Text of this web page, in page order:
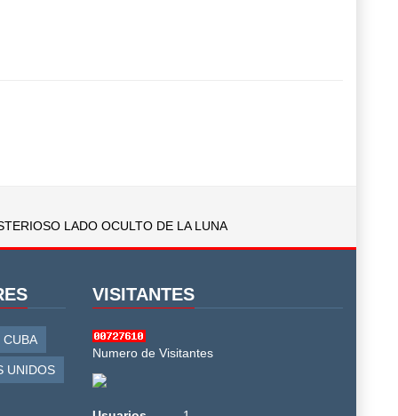
LADO OCULTO DE LA LUNA
CUBA
UNIDOS
VISITANTES
Numero de Visitantes